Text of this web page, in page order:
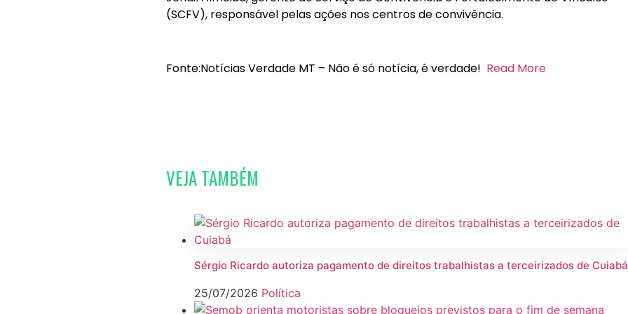
(SCFV), responsável pelas ações nos centros de convivência.
Fonte:Notícias Verdade MT – Não é só notícia, é verdade! Read More
VEJA TAMBÉM
Sérgio Ricardo autoriza pagamento de direitos trabalhistas a terceirizados de Cuiabá
25/07/2026 Política